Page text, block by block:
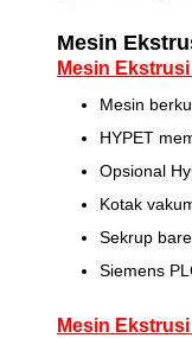
Mesin
Mesin
Mesin
HYPET
Opsional
Kotak
Sekrup
Siemens
Mesin